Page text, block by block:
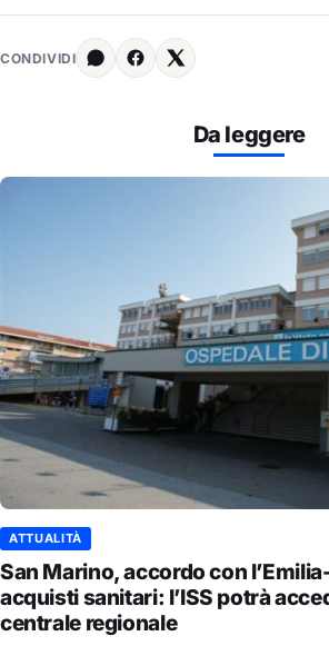
CONDIVIDI
Da leggere
ATTUALITÀ
San Marino, accordo con
acquisti sanitari: l’ISS potrà
centrale regionale